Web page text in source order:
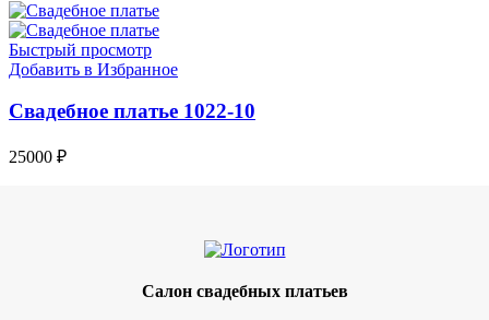
Быстрый просмотр
Добавить в Избранное
Свадебное платье 1022-10
25000 ₽
Салон свадебных платьев